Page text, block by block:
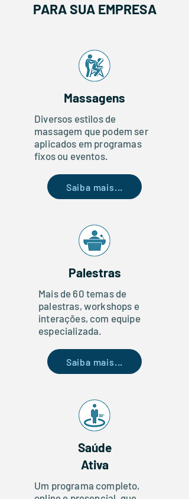
PARA SUA EMPRESA
Massagens
Diversos estilos de
massagem que podem ser
aplicados em programas
fixos ou eventos.
Saiba mais...
Palestras
Mais de 60 temas de
palestras, workshops e
interações, com equipe
especializada.
Saiba mais...
Saúde
Ativa
Um programa completo,